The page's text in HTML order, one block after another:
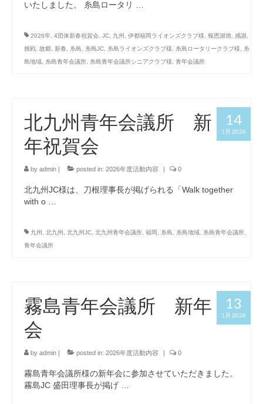
いたしました。 糸島ロータリ …
2026年 4団体新春祝賀会 JC 九州 伊都福岡ライオンズクラブ様 報恩謝徳 感謝
挑戦 故郷 新春 糸島 糸島JC 糸島ライオンズクラブ様 糸島ロータリークラブ様
糸
島地域
糸島青年会議所 糸島青年会議所シニアクラブ様 青年会議所
14
1月 2026
北九州青年会議所 新
年祝賀会
by admin | posted in: 2026年度活動内容 | 0
北九州JC様は、刀根理事長が掲げられる「Walk together
with o …
九州 北九州 北九州JC 北九州青年会議所 福岡 糸島 糸島地域 糸島青年会議所
青年会議所
13
1月 2026
霧島青年会議所 新年
会
by admin | posted in: 2026年度活動内容 | 0
霧島青年会議所様の新年会に参加させていただきました。
霧島JC 盛田理事長が掲げ …